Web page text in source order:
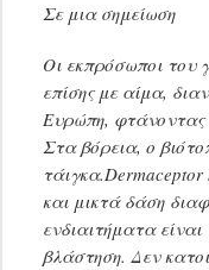
Σε μια σημείωση
Οι εκπρόσωποι του
επίσης με αίμα,
Ευρώπη, φτάνοντας
Στα βόρεια, ο
και μικτά δάση
ενδιαιτήματα
βλάστηση. Δεν